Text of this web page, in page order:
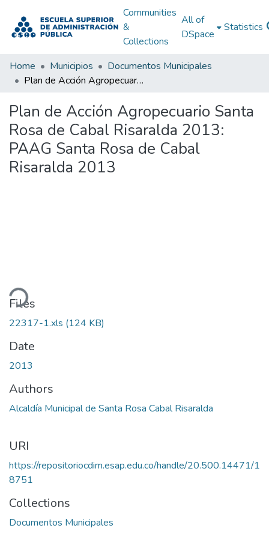
Communities
&
Collections
All of
DSpace
Statistics
Home Municipios
Documentos Municipales
Plan de Acción Agropecuario Santa Rosa de Cabal Risaralda 2013: PAAG Santa Rosa de Cabal Risaralda 2013
Plan de Acción Agropecuario Santa
Rosa de Cabal Risaralda 2013:
PAAG Santa Rosa de Cabal
Risaralda 2013
Files
22317-1.xls (124 KB)
Date
2013
Authors
Alcaldía Municipal de Santa Rosa Cabal Risaralda
URI
https://repositoriocdim.esap.edu.co/handle/20.500.14471/1
8751
Collections
Documentos Municipales